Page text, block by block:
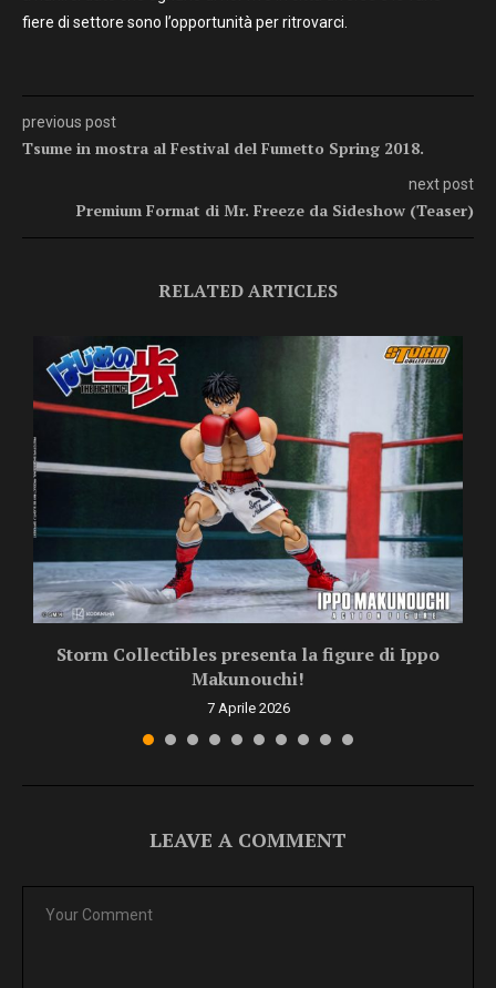
fiere di settore sono l’opportunità per ritrovarci.
previous post
Tsume in mostra al Festival del Fumetto Spring 2018.
next post
Premium Format di Mr. Freeze da Sideshow (Teaser)
RELATED ARTICLES
Storm Collectibles presenta la figure di Ippo
Makunouchi!
7 Aprile 2026
LEAVE A COMMENT